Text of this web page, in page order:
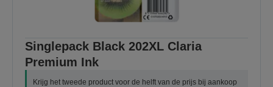
Singlepack Black 202XL Claria
Premium Ink
Krijg het tweede product voor de helft van de prijs bij aankoop